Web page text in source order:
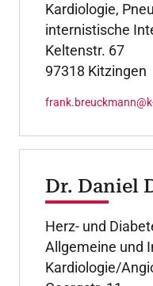
Kardiologie,
internistische
Keltenstr. 67
97318 Kitzingen
Dr. Daniel
Herz- und
Allgemeine und
Kardiologie/